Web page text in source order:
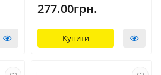
277.00грн.
Купити